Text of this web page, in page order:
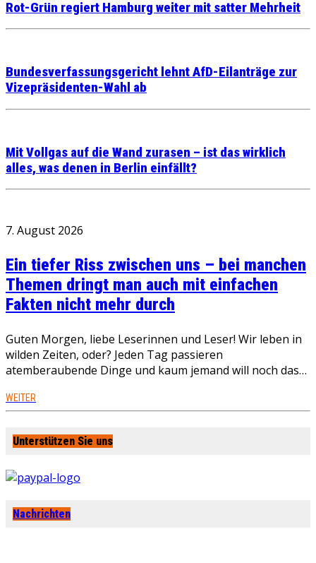
Rot-Grün regiert Hamburg weiter mit satter Mehrheit
Bundesverfassungsgericht lehnt AfD-Eilanträge zur
Vizepräsidenten-Wahl ab
Mit Vollgas auf die Wand zurasen – ist das wirklich
alles, was denen in Berlin einfällt?
7. August 2026
Ein tiefer Riss zwischen uns – bei manchen
Themen dringt man auch mit einfachen
Fakten nicht mehr durch
Guten Morgen, liebe Leserinnen und Leser! Wir leben in
wilden Zeiten, oder? Jeden Tag passieren
atemberaubende Dinge und kaum jemand will noch das…
WEITER
Unterstützen Sie uns
Nachrichten